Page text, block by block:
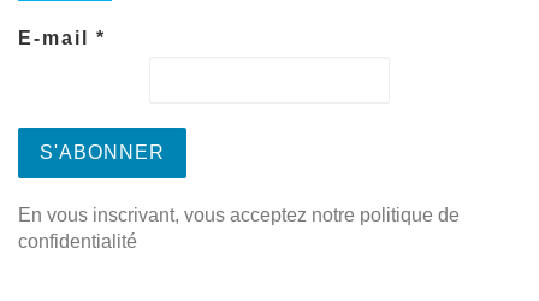
E-mail *
En vous inscrivant, vous acceptez notre politique de
confidentialité